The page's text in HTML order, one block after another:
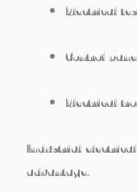
Electrical
Control
Electrical
Industrial
advantage.